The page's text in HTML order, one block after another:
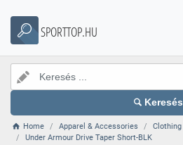
SPORTTOP.HU
Keresés
Home Apparel & Accessories Clothing
Under Armour Drive Taper Short-BLK